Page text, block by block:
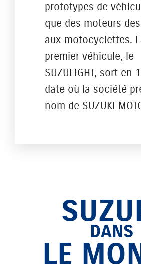
prototypes de
que des moteurs
aux motocyclettes.
premier véhicule, le
SUZULIGHT, sort en
date où la société
nom de SUZUKI
DANS
LE